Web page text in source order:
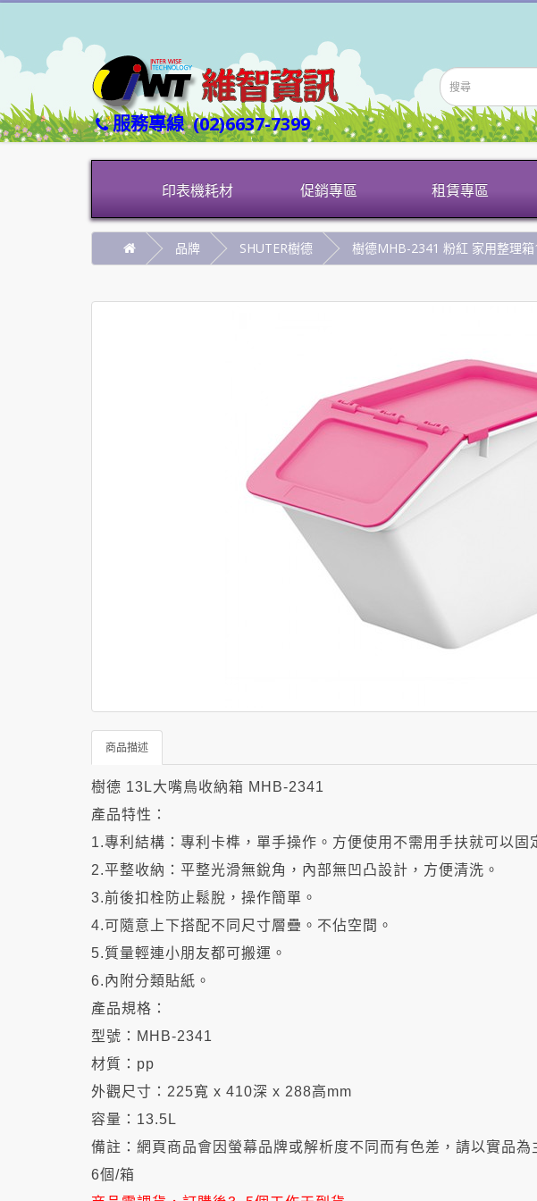
服務專線(02)6637-7399
印表機耗材 促銷專區 租賃專區
品牌 SHUTER樹德 樹德MHB-2341 粉紅 家用整理
商品描述
樹德 13L大嘴鳥收納箱 MHB-2341
產品特性：
1.專利結構：專利卡榫，單手操作。方便使用不需用手扶就可以固
2.平整收納：平整光滑無銳角，內部無凹凸設計，方便清洗。
3.前後扣栓防止鬆脫，操作簡單。
4.可隨意上下搭配不同尺寸層疊。不佔空間。
5.質量輕連小朋友都可搬運。
6.內附分類貼紙。
產品規格：
型號：MHB-2341
材質：pp
外觀尺寸：225寬 x 410深 x 288高mm
容量：13.5L
備註： 網頁商品會因螢幕品牌或解析度不同而有色差， 請以實品為
6個/箱